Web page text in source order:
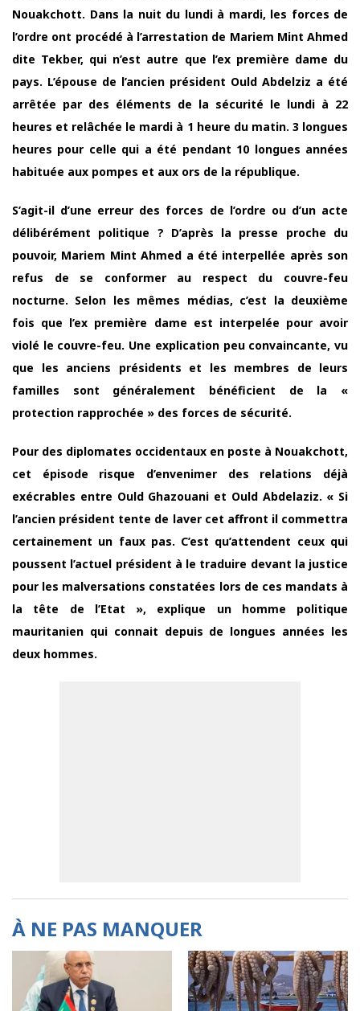
Nouakchott. Dans la nuit du lundi à mardi, les forces de
l’ordre ont procédé à l’arrestation de Mariem Mint Ahmed
dite Tekber, qui n’est autre que l’ex première dame du
pays. L’épouse de l’ancien président Ould Abdelziz a été
arrêtée par des éléments de la sécurité le lundi à 22
heures et relâchée le mardi à 1 heure du matin. 3 longues
heures pour celle qui a été pendant 10 longues années
habituée aux pompes et aux ors de la république.
S’agit-il d’une erreur des forces de l’ordre ou d’un acte
délibérément politique ? D’après la presse proche du
pouvoir, Mariem Mint Ahmed a été interpellée après son
refus de se conformer au respect du couvre-feu
nocturne. Selon les mêmes médias, c’est la deuxième
fois que l’ex première dame est interpelée pour avoir
violé le couvre-feu. Une explication peu convaincante, vu
que les anciens présidents et les membres de leurs
familles sont généralement bénéficient de la «
protection rapprochée » des forces de sécurité.
Pour des diplomates occidentaux en poste à Nouakchott,
cet épisode risque d’envenimer des relations déjà
exécrables entre Ould Ghazouani et Ould Abdelaziz. « Si
l’ancien président tente de laver cet affront il commettra
certainement un faux pas. C’est qu’attendent ceux qui
poussent l’actuel président à le traduire devant la justice
pour les malversations constatées lors de ces mandats à
la tête de l’Etat », explique un homme politique
mauritanien qui connait depuis de longues années les
deux hommes.
À NE PAS MANQUER